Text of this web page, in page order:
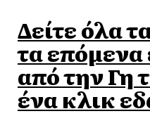
Δείτε όλα
τα επόμενα
από την Γη
ένα κλικ